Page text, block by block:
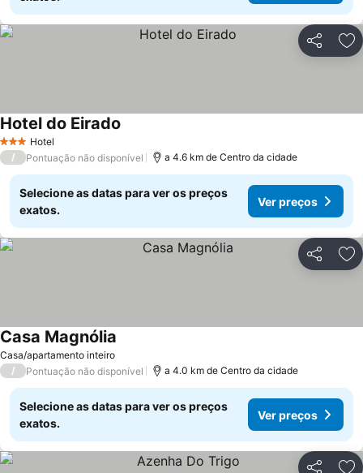
Partilhar
3 EstrelasHotel
Hotel do Eirado
/ Pontuação não disponível a 4.6 km de Centro da cidade
Selecione as datas para ver os preços
exatos.
Ver preços
Partilhar
Casa/apartamento inteiro
Casa Magnólia
/ Pontuação não disponível a 4.0 km de Centro da cidade
Selecione as datas para ver os preços
exatos.
Ver preços